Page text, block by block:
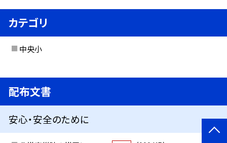
カテゴリ
中央小
配布文書
安心・安全のために